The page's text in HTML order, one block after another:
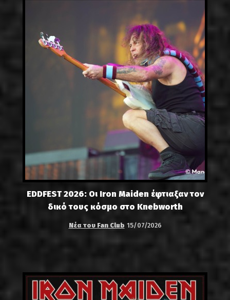
EDDFEST 2026: Οι Iron Maiden έφτιαξαν τον
δικό τους κόσμο στο Knebworth
Νέα του Fan Club 15/07/2026